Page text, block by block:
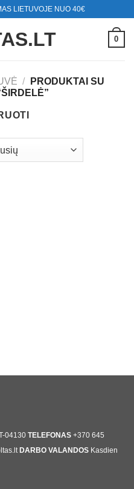
LIETUVOJE NUO 40€
0
/
PRODUKTAI SU
04130 TELEFONAS +370 645
DARBO VALANDOS Kasdien